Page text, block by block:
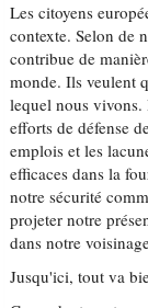
Les citoyens
contexte. Selon de
contribue de
monde. Ils veulent
lequel nous vivons.
efforts de défense
emplois et les
efficaces dans la
notre sécurité
projeter notre
dans notre
Jusqu'ici, tout va